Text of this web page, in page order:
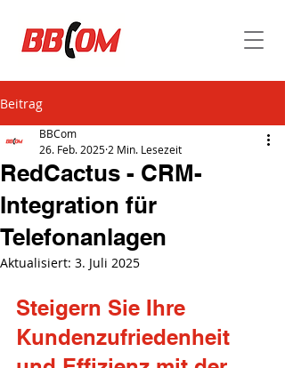
Beitrag
RedCactus - CRM-
Integration für
Telefonanlagen
BBCom
26. Feb. 2025 2 Min. Lesezeit
Aktualisiert: 3. Juli 2025
Steigern Sie Ihre
Kundenzufriedenheit